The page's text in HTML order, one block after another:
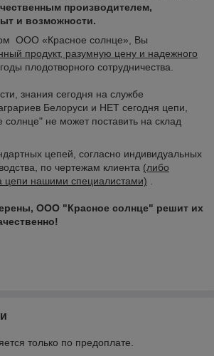
производителем,
и возможности.
ООО «Красное солнце», Вы
продукт, разумную цену и надежного
плодотворного сотрудничества.
знания сегодня на службе
Белоруси и НЕТ сегодня цепи,
не может поставить на склад
цепей, согласно индивидуальных
по чертежам клиента (либо
цепи нашими специалистами)
ООО "Красное солнце" решит их
только по предоплате.